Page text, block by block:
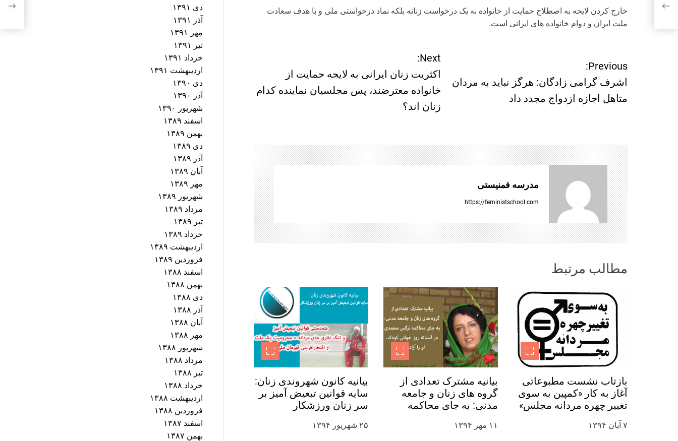
خارج کردن لایحه به اصطلاح حمایت از خانواده نه یک درخواست زنانه بلکه نماد درخواستی ملی و با هدف سعادت
ملت ایران و دوام خانواده های ایرانی است.
ر
ا
ر
ی
ن
و
ت
Previous:
اشرف گرامی زادگان: هرگز نباید به مردان
متاهل اجازه ازدواج مجدد داد
Next:
اکثریت زنان ایرانی به لایحه حمایت از
خانواده معترضند، پس مجلسیان نماینده کدام
زنان اند؟
مدرسه فمنیستی
https://feministschool.com
مطالب مرتبط
بازتاب نشست مطبوعاتی
آغاز به کار «کمپین به سوی
تغییر چهره مردانه مجلس»
در رسانه ها
۷ آبان ۱۳۹۴
بیانیه مشترک تعدادی از
گروه های زنان و جامعه
مدنی: به جای محاکمه
روز جهانی کودک، او را آزاد
۱۱ مهر ۱۳۹۴
بیانیه کانون شهروندی زنان:
سایه قوانین تبعیض آمیز بر
سر زنان ورزشکار
۲۵ شهریور ۱۳۹۴
دی ۱۳۹۱
آذر ۱۳۹۱
مهر ۱۳۹۱
تیر ۱۳۹۱
خرداد ۱۳۹۱
اردیبهشت ۱۳۹۱
دی ۱۳۹۰
آذر ۱۳۹۰
شهریور ۱۳۹۰
اسفند ۱۳۸۹
بهمن ۱۳۸۹
دی ۱۳۸۹
آذر ۱۳۸۹
آبان ۱۳۸۹
مهر ۱۳۸۹
شهریور ۱۳۸۹
مرداد ۱۳۸۹
تیر ۱۳۸۹
خرداد ۱۳۸۹
اردیبهشت ۱۳۸۹
فروردین ۱۳۸۹
اسفند ۱۳۸۸
بهمن ۱۳۸۸
دی ۱۳۸۸
آذر ۱۳۸۸
آبان ۱۳۸۸
مهر ۱۳۸۸
شهریور ۱۳۸۸
مرداد ۱۳۸۸
تیر ۱۳۸۸
خرداد ۱۳۸۸
اردیبهشت ۱۳۸۸
فروردین ۱۳۸۸
اسفند ۱۳۸۷
بهمن ۱۳۸۷